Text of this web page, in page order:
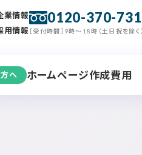
業情報
用情報
0120-370-731
［受付時間］9時～18時（土日祝を除く）
へ ホームページ作成費用